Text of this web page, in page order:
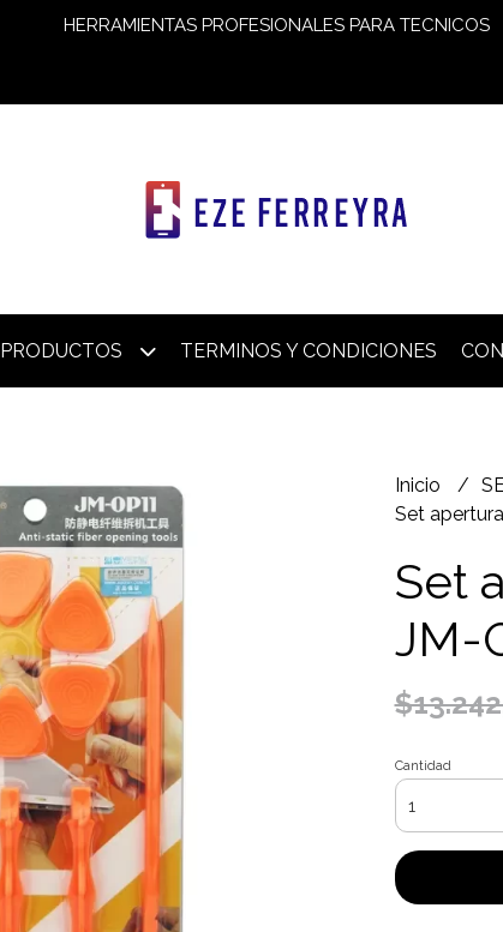
HERRAMIENTAS PROFESIONALES PARA TECNICOS
PRODUCTOS TERMINOS Y CONDICIONES
Inicio
Set
Set
JM-
Cantidad